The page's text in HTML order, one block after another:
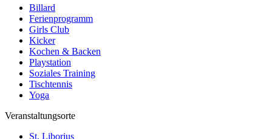
Billard
Ferienprogramm
Girls Club
Kicker
Kochen & Backen
Playstation
Soziales Training
Tischtennis
Yoga
Veranstaltungsorte
St. Liborius